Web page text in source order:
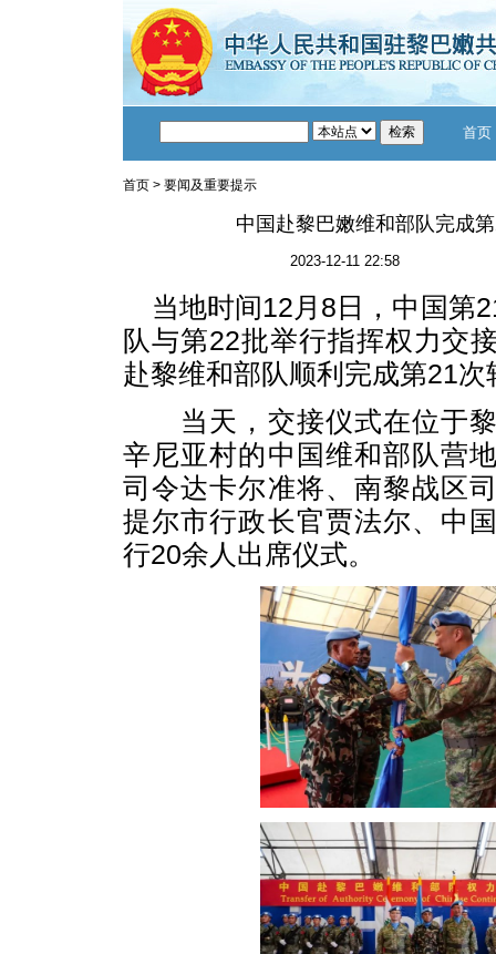
首页
首页 > 要闻及重要提示
中国赴黎巴嫩维和部队完成
2023-12-11 22:58
当地时间12月8日，中国第
队与第22批举行指挥权力交
赴黎维和部队顺利完成第21次
当天，交接仪式在位于黎
辛尼亚村的中国维和部队营
司令达卡尔准将、南黎战区
提尔市行政长官贾法尔、中
行20余人出席仪式。